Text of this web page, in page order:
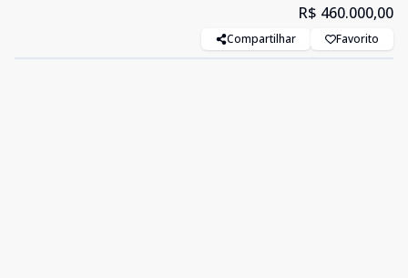
R$ 460.000,00
Compartilhar Favorito